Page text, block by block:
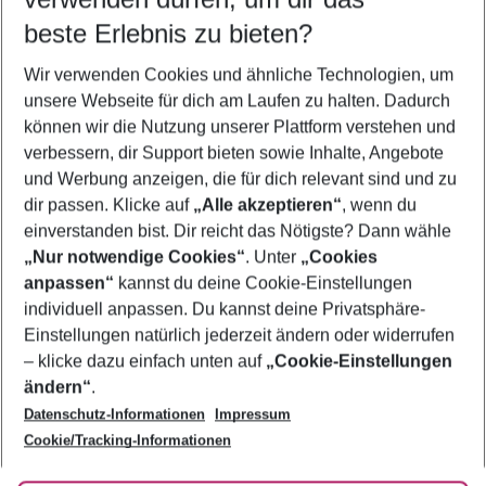
5-8 Nächte
2 Erwachsene Keine Kinder
Mehr Filter anzeigen
Footer
Footer navigation
Über uns
AGB
Bestpreisgarantie
Cookie-Einstellungen ändern
Cookie-Richtlinie
Agenturbetreuung
Barrierefreies Reisen
Folge uns
beste Erlebnis zu bieten?
Wir verwenden Cookies und ähnliche Technologien, um
unsere Webseite für dich am Laufen zu halten. Dadurch
können wir die Nutzung unserer Plattform verstehen und
verbessern, dir Support bieten sowie Inhalte, Angebote
und Werbung anzeigen, die für dich relevant sind und zu
dir passen. Klicke auf „Alle akzeptieren“, wenn du
einverstanden bist. Dir reicht das Nötigste? Dann wähle
„Nur notwendige Cookies“. Unter „Cookies
anpassen“ kannst du deine Cookie-Einstellungen
individuell anpassen. Du kannst deine Privatsphäre-
Einstellungen natürlich jederzeit ändern oder widerrufen
– klicke dazu einfach unten auf „Cookie-Einstellungen
ändern“.
Datenschutz-Informationen
Impressum
Cookie/Tracking-Informationen